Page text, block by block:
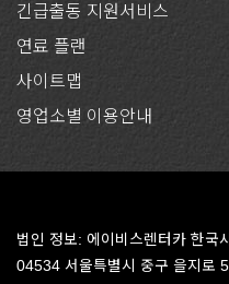
긴급출동 지원서비스
연료 플랜
사이트맵
영업소별 이용안내
법인 정보: 에이비스렌터카 한국
04534 서울특별시 중구 을지로